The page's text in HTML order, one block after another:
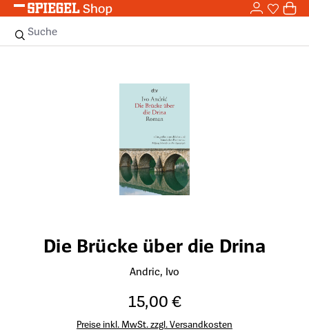
Zum Hauptinhalt springen 0
Suche
Die Brücke über die Drina
Andric, Ivo
15,00 €
Preise inkl. MwSt. zzgl. Versandkosten